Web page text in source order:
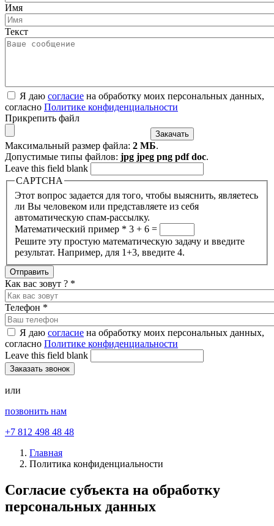
Имя
Текст
Я даю согласие на обработку моих персональных данных,
согласно Политике конфиденциальности
Прикрепить файл
Максимальный размер файла: 2 МБ.
Допустимые типы файлов: jpg jpeg png pdf doc.
Leave this field blank
CAPTCHA
Этот вопрос задается для того, чтобы выяснить, являетесь
ли Вы человеком или представляете из себя
автоматическую спам-рассылку.
Математический пример * 3 + 6 =
Решите эту простую математическую задачу и введите
результат. Например, для 1+3, введите 4.
Как вас зовут ? *
Телефон *
Я даю согласие на обработку моих персональных данных,
согласно Политике конфиденциальности
Leave this field blank
или
позвонить нам
+7 812 498 48 48
Главная
Политика конфиденциальности
Согласие субъекта на обработку
персональных данных